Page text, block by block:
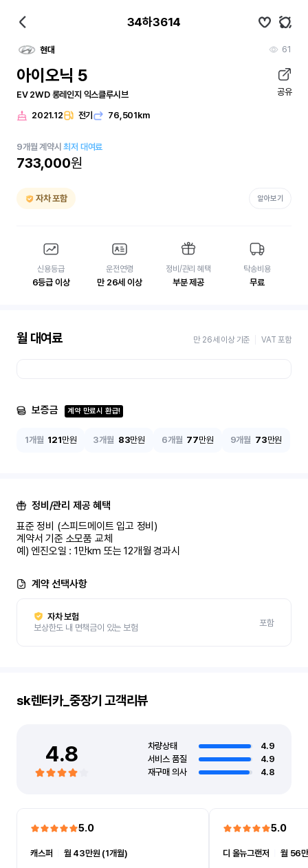
34하3614
현대 61
아이오닉 5
EV 2WD 롱레인지 익스클루시브 공유
2021.12 전기 76,501km
9개월 계약시최저 대여료
733,000원
자차 포함 알아보기
신용등급
6등급 이상
운전연령
만 26세 이상
정비/관리 혜택
부분 제공
탁송비용
무료
월 대여료 만 26세 이상 기준 VAT 포함
보증금 계약 만료시 환급!
1개월 121만원 3개월 83만원 6개월 77만원 9개월 73만원
정비/관리 제공 혜택
표준 정비 (스피드메이트 입고 정비)
계약서 기준 소모품 교체
예) 엔진오일 : 1만km 또는 12개월 경과시
계약 선택사항
자차 보험
보상한도 내 면책금이 있는 보험
포함
sk렌터카_중장기 고객리뷰
4.8 차량상태
4.9
서비스 품질
4.9
재구매 의사
4.8
5.0
캐스퍼
월 43만원 (1개월)
5.0
디 올뉴그랜저 ㅣ월 56